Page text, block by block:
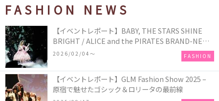
FASHION NEWS
【イベントレポート】BABY, THE STARS SHINE
BRIGHT / ALICE and the PIRATES BRAND-NEW
COLLECTION in TOKYO
2026/02/04〜 FASHION
【イベントレポート】GLM Fashion Show 2025 –
原宿で魅せたゴシック＆ロリータの最前線